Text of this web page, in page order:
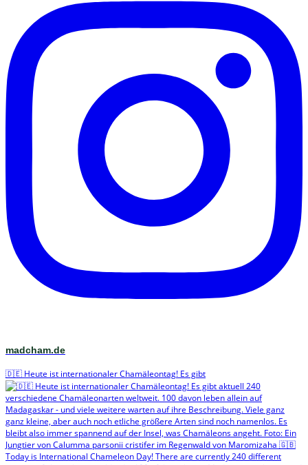
madcham.de
🇩🇪 Heute ist internationaler Chamäleontag! Es gibt